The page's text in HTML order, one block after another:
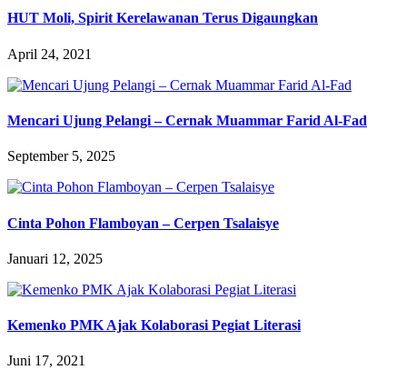
HUT Moli, Spirit Kerelawanan Terus Digaungkan
April 24, 2021
Mencari Ujung Pelangi – Cernak Muammar Farid Al-Fad
September 5, 2025
Cinta Pohon Flamboyan – Cerpen Tsalaisye
Januari 12, 2025
Kemenko PMK Ajak Kolaborasi Pegiat Literasi
Juni 17, 2021